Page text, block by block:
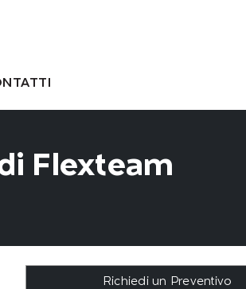
Flexteam
Richiedi un Preventivo